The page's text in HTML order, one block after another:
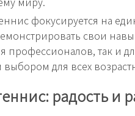
фокусируется на
свои
профессионалов, так и
для всех
радость и